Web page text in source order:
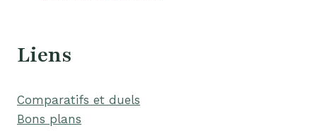
Liens
Comparatifs et duels
Bons plans